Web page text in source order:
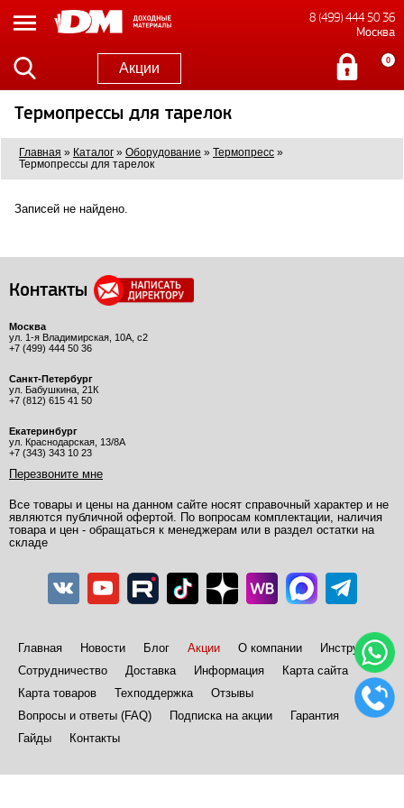
8 (499) 444 50 36
Москва
Акции 0
Термопрессы для тарелок
Главная » Каталог » Оборудование » Термопресс »
Термопрессы для тарелок
Записей не найдено.
Контакты
Москва
ул. 1-я Владимирская, 10А, с2
+7 (499) 444 50 36
Санкт-Петербург
ул. Бабушкина, 21К
+7 (812) 615 41 50
Екатеринбург
ул. Краснодарская, 13/8А
+7 (343) 343 10 23
Перезвоните мне
Все товары и цены на данном сайте носят справочный характер и не
являются публичной офертой. По вопросам комплектации, наличия
товара и цен - обращаться к менеджерам или в раздел остатки на
складе
Главная Новости Блог Акции О компании
Инструкции
Сотрудничество
Доставка Информация
Карта сайта
Карта товаров
Техподдержка
Отзывы
Вопросы и ответы (FAQ)
Подписка на акции
Гарантия
Гайды
Контакты